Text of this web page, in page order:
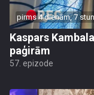
pirms 4 dienām, 7
Kaspars
paģirām
57. epizode